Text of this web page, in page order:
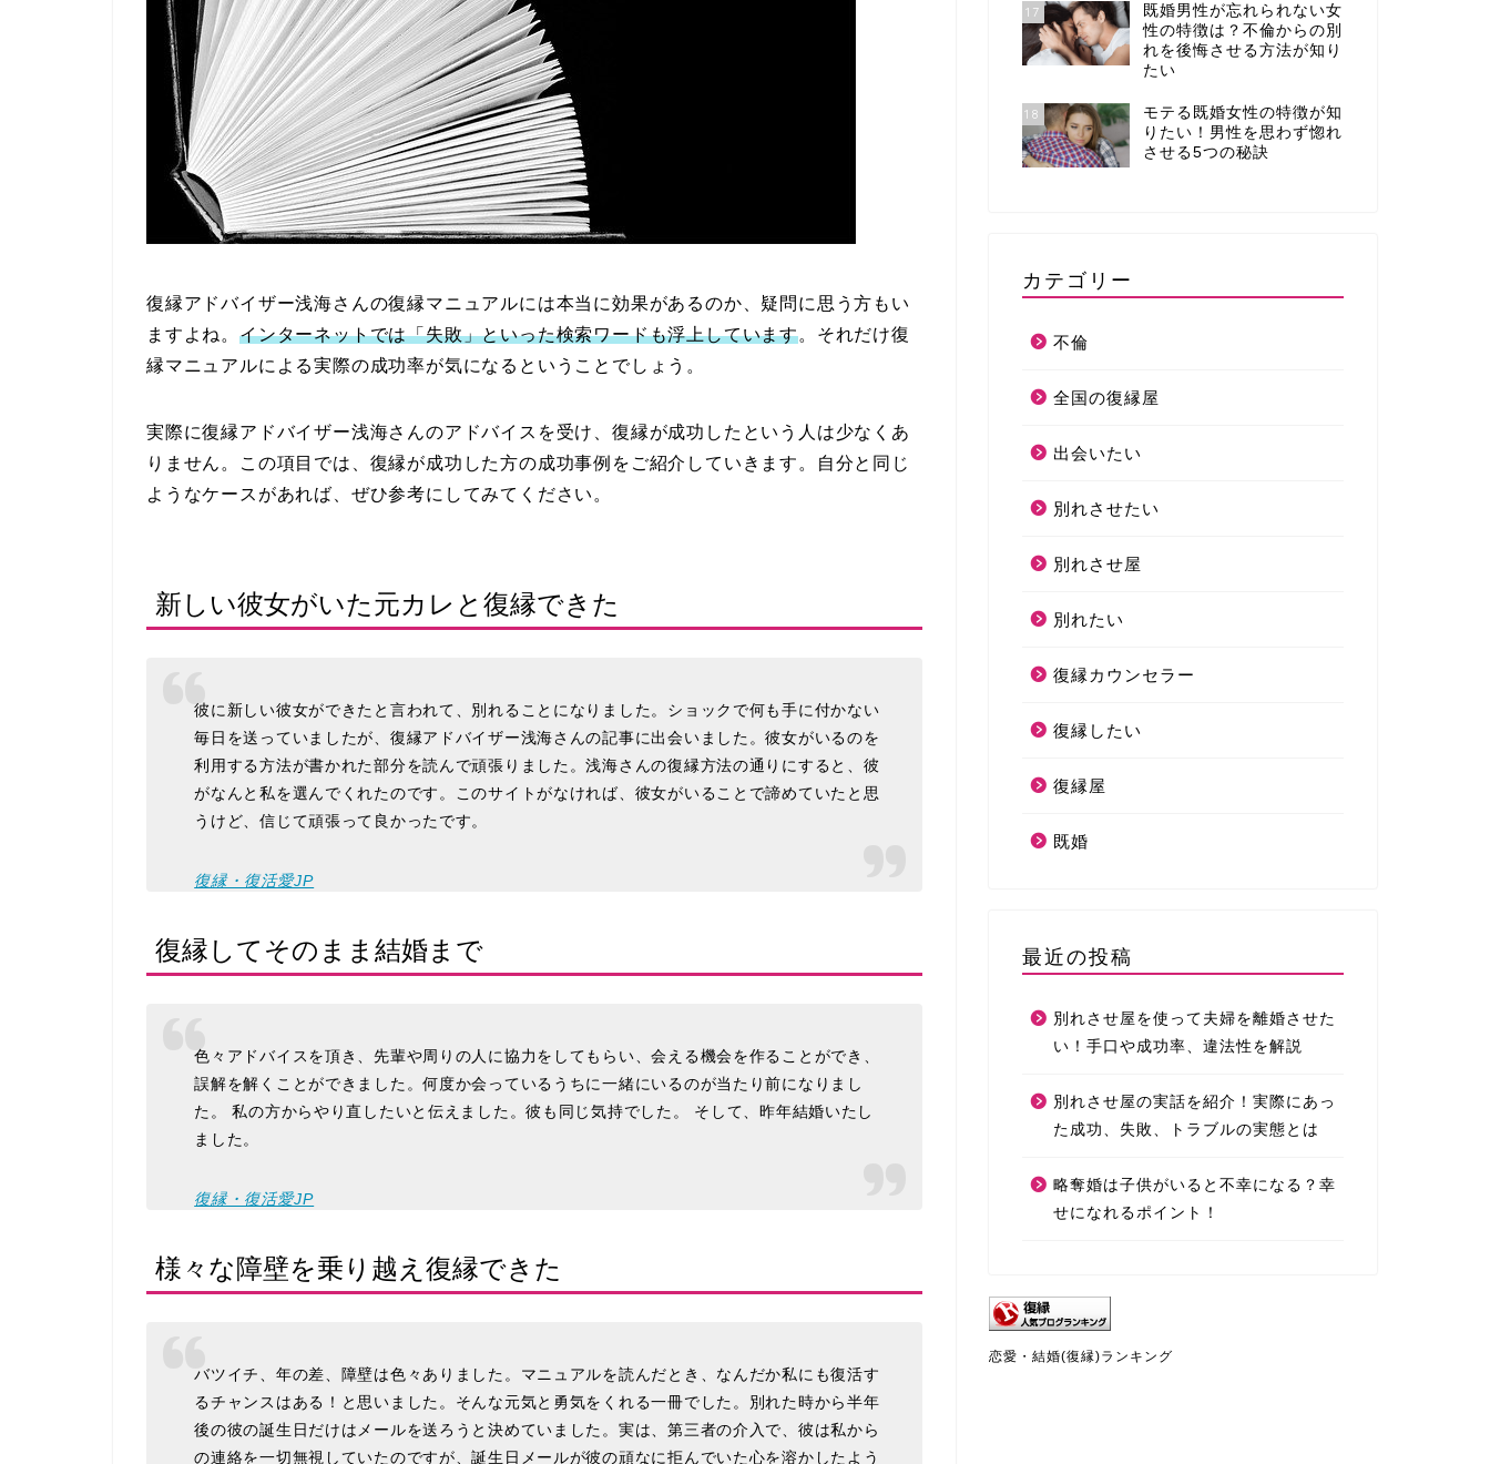
復縁アドバイザー浅海さんの復縁マニュアルには本当に効果があるのか、疑問に思う方もい
ますよね。 インターネットでは「失敗」といった検索ワードも浮上しています。それだけ復
縁マニュアルによる実際の成功率が気になるということでしょう。
実際に復縁アドバイザー浅海さんのアドバイスを受け、復縁が成功したという人は少なくあ
りません。この項目では、復縁が成功した方の成功事例をご紹介していきます。自分と同じ
ようなケースがあれば、ぜひ参考にしてみてください。
新しい彼女がいた元カレと復縁できた
彼に新しい彼女ができたと言われて、別れることになりました。ショックで何も手に付かない
毎日を送っていましたが、復縁アドバイザー浅海さんの記事に出会いました。彼女がいるのを
利用する方法が書かれた部分を読んで頑張りました。浅海さんの復縁方法の通りにすると、彼
がなんと私を選んでくれたのです。このサイトがなければ、彼女がいることで諦めていたと思
うけど、信じて頑張って良かったです。
復縁・復活愛JP
復縁してそのまま結婚まで
色々アドバイスを頂き、先輩や周りの人に協力をしてもらい、会える機会を作ることができ、
誤解を解くことができました。何度か会っているうちに一緒にいるのが当たり前になりまし
た。 私の方からやり直したいと伝えました。彼も同じ気持でした。 そして、昨年結婚いたし
ました。
復縁・復活愛JP
様々な障壁を乗り越え復縁できた
バツイチ、年の差、障壁は色々ありました。マニュアルを読んだとき、なんだか私にも復活す
るチャンスはある！と思いました。そんな元気と勇気をくれる一冊でした。別れた時から半年
後の彼の誕生日だけはメールを送ろうと決めていました。実は、第三者の介入で、彼は私から
の連絡を一切無視していたのですが、誕生日メールが彼の頑なに拒んでいた心を溶かしたよう
17
既婚男性が忘れられない女
性の特徴は？不倫からの別
れを後悔させる方法が知り
たい
18
モテる既婚女性の特徴が知
りたい！男性を思わず惚れ
させる5つの秘訣
カテゴリー
不倫
全国の復縁屋
出会いたい
別れさせたい
別れさせ屋
別れたい
復縁カウンセラー
復縁したい
復縁屋
既婚
最近の投稿
別れさせ屋を使って夫婦を離婚させた
い！手口や成功率、違法性を解説
別れさせ屋の実話を紹介！実際にあっ
た成功、失敗、トラブルの実態とは
略奪婚は子供がいると不幸になる？幸
せになれるポイント！
恋愛・結婚(復縁)ランキング